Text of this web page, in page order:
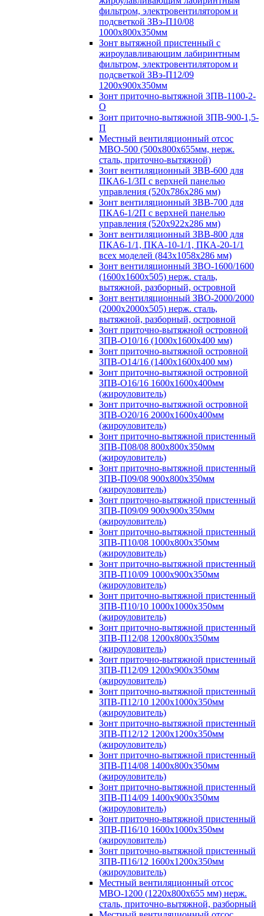
фильтром, электровентилятором и
подсветкой ЗВэ-П10/08
1000х800х350мм
Зонт вытяжной пристенный с
жироулавливающим лабиринтным
фильтром, электровентилятором и
подсветкой ЗВэ-П12/09
1200х900х350мм
Зонт приточно-вытяжной ЗПВ-1100-2-
О
Зонт приточно-вытяжной ЗПВ-900-1,5-
П
Местный вентиляционный отсос
МВО-500 (500х800х655мм, нерж.
сталь, приточно-вытяжной)
Зонт вентиляционный ЗВВ-600 для
ПКА6-1/3П с верхней панелью
управления (520х786х286 мм)
Зонт вентиляционный ЗВВ-700 для
ПКА6-1/2П с верхней панелью
управления (520х922х286 мм)
Зонт вентиляционный ЗВВ-800 для
ПКА6-1/1, ПКА-10-1/1, ПКА-20-1/1
всех моделей (843х1058х286 мм)
Зонт вентиляционный ЗВО-1600/1600
(1600х1600х505) нерж. сталь,
вытяжной, разборный, островной
Зонт вентиляционный ЗВО-2000/2000
(2000х2000х505) нерж. сталь,
вытяжной, разборный, островной
Зонт приточно-вытяжной островной
ЗПВ-О10/16 (1000х1600х400 мм)
Зонт приточно-вытяжной островной
ЗПВ-О14/16 (1400х1600х400 мм)
Зонт приточно-вытяжной островной
ЗПВ-О16/16 1600х1600х400мм
(жироуловитель)
Зонт приточно-вытяжной островной
ЗПВ-О20/16 2000х1600х400мм
(жироуловитель)
Зонт приточно-вытяжной пристенный
ЗПВ-П08/08 800х800х350мм
(жироуловитель)
Зонт приточно-вытяжной пристенный
ЗПВ-П09/08 900х800х350мм
(жироуловитель)
Зонт приточно-вытяжной пристенный
ЗПВ-П09/09 900х900х350мм
(жироуловитель)
Зонт приточно-вытяжной пристенный
ЗПВ-П10/08 1000х800х350мм
(жироуловитель)
Зонт приточно-вытяжной пристенный
ЗПВ-П10/09 1000х900х350мм
(жироуловитель)
Зонт приточно-вытяжной пристенный
ЗПВ-П10/10 1000х1000х350мм
(жироуловитель)
Зонт приточно-вытяжной пристенный
ЗПВ-П12/08 1200х800х350мм
(жироуловитель)
Зонт приточно-вытяжной пристенный
ЗПВ-П12/09 1200х900х350мм
(жироуловитель)
Зонт приточно-вытяжной пристенный
ЗПВ-П12/10 1200х1000х350мм
(жироуловитель)
Зонт приточно-вытяжной пристенный
ЗПВ-П12/12 1200х1200х350мм
(жироуловитель)
Зонт приточно-вытяжной пристенный
ЗПВ-П14/08 1400х800х350мм
(жироуловитель)
Зонт приточно-вытяжной пристенный
ЗПВ-П14/09 1400х900х350мм
(жироуловитель)
Зонт приточно-вытяжной пристенный
ЗПВ-П16/10 1600х1000х350мм
(жироуловитель)
Зонт приточно-вытяжной пристенный
ЗПВ-П16/12 1600х1200х350мм
(жироуловитель)
Местный вентиляционный отсос
МВО-1200 (1220х800х655 мм) нерж.
сталь, приточно-вытяжной, разборный